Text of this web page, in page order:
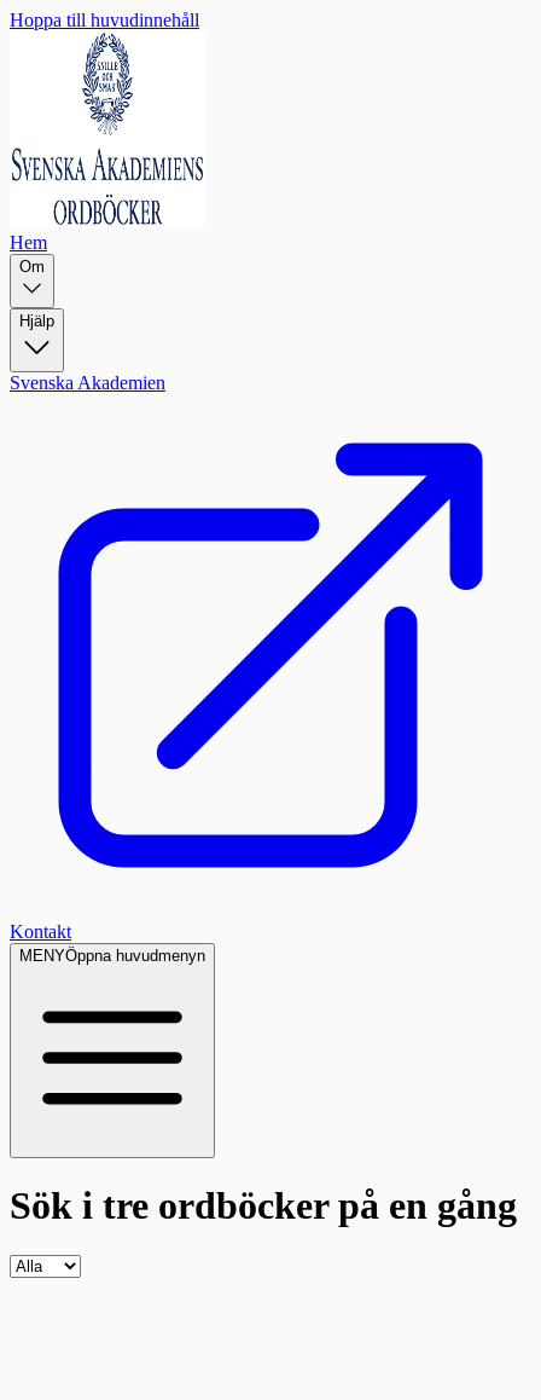
Hoppa till huvudinnehåll
Hem
Om
Hjälp
Svenska Akademien
Kontakt
MENYÖppna huvudmenyn
Sök i tre ordböckerpå en gång